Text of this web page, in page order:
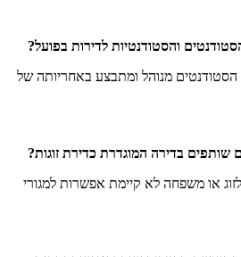
והסטודנטיות לדירות בפועל?
הסטודנטים מנוהל ומתבצע באחריותה של
שותפים בדירה המוגדרת כדירת זוגות?
או משפחה לא קיימת אפשרות למגורי